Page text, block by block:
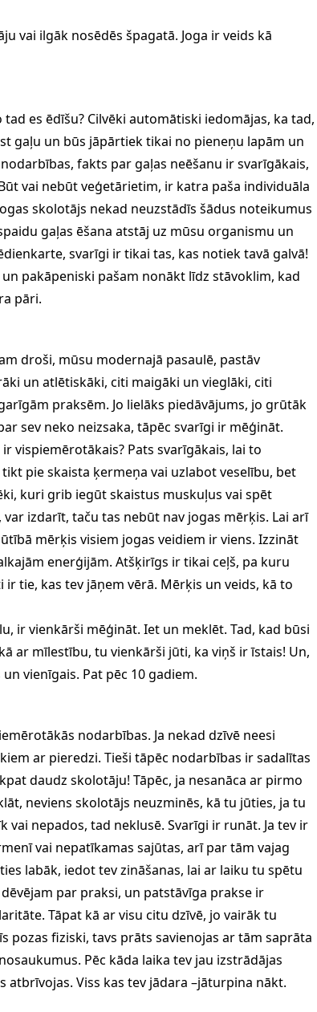
vai ilgāk nosēdēs špagatā. Joga ir veids kā
es ēdīšu? Cilvēki automātiski iedomājas, ka tad,
gaļu un būs jāpārtiek tikai no pieneņu lapām un
fakts par gaļas neēšanu ir svarīgākais,
vai nebūt veģetārietim, ir katra paša individuāla
skolotājs nekad neuzstādīs šādus noteikumus
gaļas ēšana atstāj uz mūsu organismu un
svarīgi ir tikai tas, kas notiek tavā galvā!
pakāpeniski pašam nonākt līdz stāvoklim, kad
pāri.
droši, mūsu modernajā pasaulē, pastāv
un atlētiskāki, citi maigāki un vieglāki, citi
praksēm. Jo lielāks piedāvājums, jo grūtāk
sev neko neizsaka, tāpēc svarīgi ir mēģināt.
vispiemērotākais? Pats svarīgākais, lai to
pie skaista ķermeņa vai uzlabot veselību, bet
kuri grib iegūt skaistus muskuļus vai spēt
izdarīt, taču tas nebūt nav jogas mērķis. Lai arī
mērķis visiem jogas veidiem ir viens. Izzināt
enerģijām. Atšķirīgs ir tikai ceļš, pa kuru
tie, kas tev jāņem vērā. Mērķis un veids, kā to
ir vienkārši mēģināt. Iet un meklēt. Tad, kad būsi
ar mīlestību, tu vienkārši jūti, ka viņš ir īstais! Un,
vienīgais. Pat pēc 10 gadiem.
nodarbības. Ja nekad dzīvē neesi
ar pieredzi. Tieši tāpēc nodarbības ir sadalītas
daudz skolotāju! Tāpēc, ja nesanāca ar pirmo
neviens skolotājs neuzminēs, kā tu jūties, ja tu
vai nepados, tad neklusē. Svarīgi ir runāt. Ja tev ir
vai nepatīkamas sajūtas, arī par tām vajag
labāk, iedot tev zināšanas, lai ar laiku tu spētu
par praksi, un patstāvīga prakse ir
Tāpat kā ar visu citu dzīvē, jo vairāk tu
pozas fiziski, tavs prāts savienojas ar tām saprāta
Pēc kāda laika tev jau izstrādājas
Viss kas tev jādara –jāturpina nākt.